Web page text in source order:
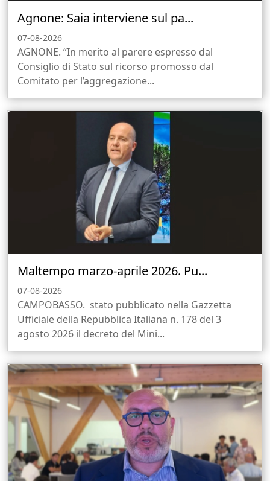
Agnone: Saia interviene sul pa...
07-08-2026
AGNONE. “In merito al parere espresso dal
Consiglio di Stato sul ricorso promosso dal
Comitato per l’aggregazione...
Maltempo marzo-aprile 2026. Pu...
07-08-2026
CAMPOBASSO. stato pubblicato nella Gazzetta
Ufficiale della Repubblica Italiana n. 178 del 3
agosto 2026 il decreto del Mini...